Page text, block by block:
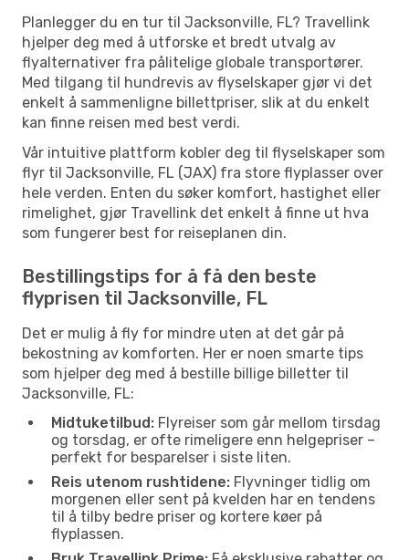
Planlegger du en tur til Jacksonville, FL? Travellink
hjelper deg med å utforske et bredt utvalg av
flyalternativer fra pålitelige globale transportører.
Med tilgang til hundrevis av flyselskaper gjør vi det
enkelt å sammenligne billettpriser, slik at du enkelt
kan finne reisen med best verdi.
Vår intuitive plattform kobler deg til flyselskaper som
flyr til Jacksonville, FL (JAX) fra store flyplasser over
hele verden. Enten du søker komfort, hastighet eller
rimelighet, gjør Travellink det enkelt å finne ut hva
som fungerer best for reiseplanen din.
Bestillingstips for å få den beste
flyprisen til Jacksonville, FL
Det er mulig å fly for mindre uten at det går på
bekostning av komforten. Her er noen smarte tips
som hjelper deg med å bestille billige billetter til
Jacksonville, FL:
Midtuketilbud: Flyreiser som går mellom tirsdag
og torsdag, er ofte rimeligere enn helgepriser –
perfekt for besparelser i siste liten.
Reis utenom rushtidene: Flyvninger tidlig om
morgenen eller sent på kvelden har en tendens
til å tilby bedre priser og kortere køer på
flyplassen.